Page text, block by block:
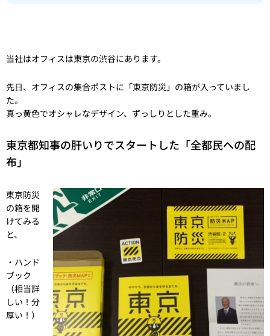
当社はオフィスは東京の渋谷にあります。
先日、オフィスの集合ポストに「東京防災」の箱が入っていまし
た。
真っ黄色でオシャレなデザイン、ずっしりとした重み。
東京都知事の肝いりでスタートした「全都民への配
布」
東京防災
の箱を開
けてみる
と、
・ハンド
ブック
（相当詳
しい！分
厚い！）